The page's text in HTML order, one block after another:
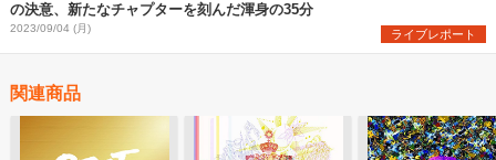
の決意、新たなチャプターを刻んだ渾身の35分
2023/09/04 (月) ライブレポート
関連商品